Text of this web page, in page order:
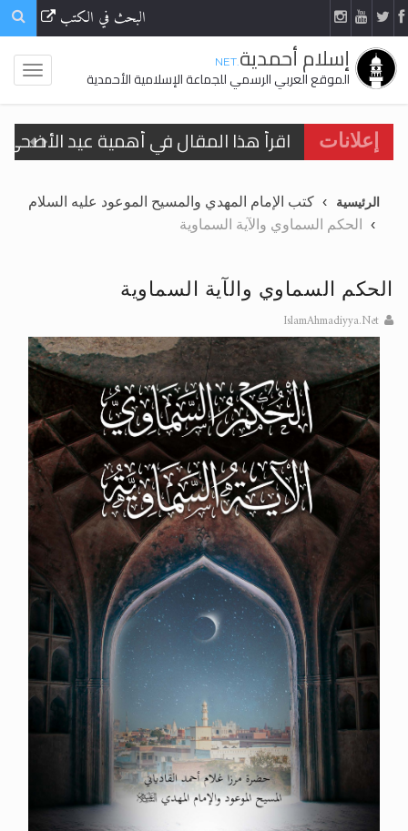
البحث في الكتب
إسلام أحمدية.NET
الموقع العربي الرسمي للجماعة الإسلامية الأحمدية
إعلانات
اقرأ هذا المقال في أهمية عيد
تعميم هامّ لأفراد الجماعة >> المزيد
اقرأ هذا الكتاب وتعرّف على حقيقة
الحجّ.. دلالات، حِكم، وأهداف >> المزيد
اقرأ هذا المقال في أهمية عيد
الرئيسية
كتب الإمام المهدي والمسيح الموعود عليه السلام
الحكم السماوي والآية السماوية
الحكم السماوي والآية السماوية
IslamAhmadiyya.Net